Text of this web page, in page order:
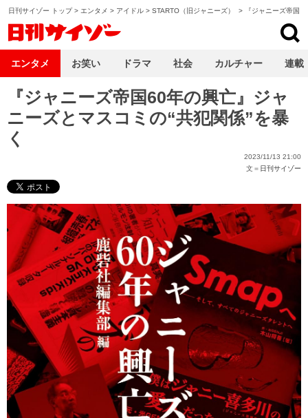
日刊サイゾー トップ> エンタメ > アイドル > STARTO（旧ジャニーズ） > 『ジャニーズ帝国
『ジャニーズ帝国60年の興亡』ジャ
ニーズとマスコミの“共犯関係”を暴
く
2023/11/13 21:00
文＝ 日刊サイゾー
エンタメ お笑い ドラマ 社会 カルチャー 連載